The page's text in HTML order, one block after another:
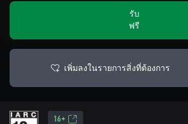
รับ
ฟรี
เพิ่มลงในรายการสิ่งที่ต้องการ
16+